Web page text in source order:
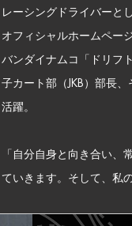
レーシングドライバーと
オフィシャルホームページ
バンダイナムコ「ドリフ
子カート部（JKB）部長
活躍。
「自分自身と向き合い
ていきます。そして、私